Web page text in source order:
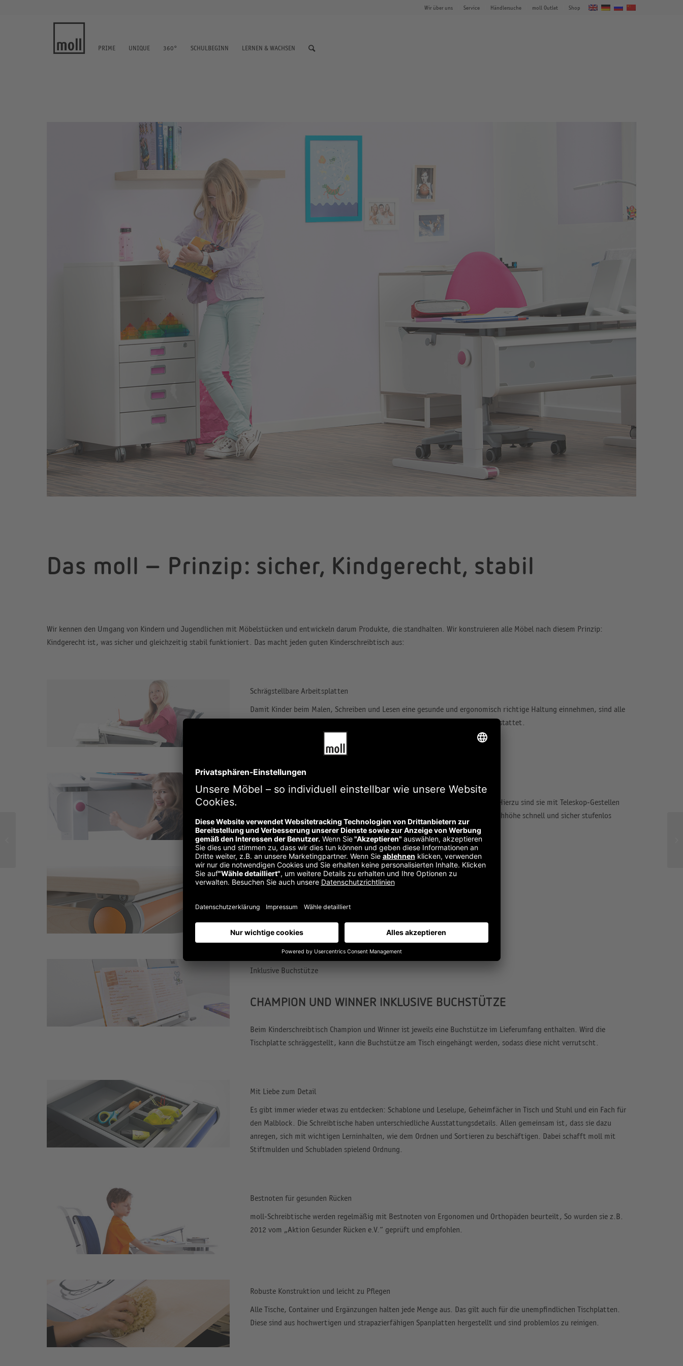
Wir über uns Service Händlersuche moll Outlet Shop
PRIME UNIQUE 360° SCHULBEGINN LERNEN & WACHSEN
Das moll – Prinzip: sicher, Kindgerecht, stabil
Wir kennen den Umgang von Kindern und Jugendlichen mit Möbelstücken und entwickeln darum Produkte, die standhalten. Wir konstruieren alle Möbel nach diesem Prinzip:
Kindgerecht ist, was sicher und gleichzeitig stabil funktioniert. Das macht jeden guten Kinderschreibtisch aus:
Schrägstellbare Arbeitsplatten
Damit Kinder beim Malen, Schreiben und Lesen eine gesunde und ergonomisch richtige Haltung einnehmen, sind alle
moll-Tischplatten mit einer einfachen und sicheren Schrägstellfunktion ausgestattet.
Kinderleichte Höhenverstellung
Alle moll-Tische und Erweiterungen sind mitwachsend und höhenverstellbar. Hierzu sind sie mit Teleskop-Gestellen
ausgestattet. Z.B. Fußgestell Comfort: Jedes Kind kann mit dem Jojo die Tischhöhe schnell und sicher stufenlos
regulieren.
Abgerundete Ecken und Kanten
Inklusive Buchstütze
CHAMPION UND WINNER INKLUSIVE BUCHSTÜTZE
Beim Kinderschreibtisch Champion und Winner ist jeweils eine Buchstütze im Lieferumfang enthalten. Wird die
Tischplatte schräggestellt, kann die Buchstütze am Tisch eingehängt werden, sodass diese nicht verrutscht.
Mit Liebe zum Detail
Es gibt immer wieder etwas zu entdecken: Schablone und Leselupe, Geheimfächer in Tisch und Stuhl und ein Fach für
den Malblock. Die Schreibtische haben unterschiedliche Ausstattungsdetails. Allen gemeinsam ist, dass sie dazu
anregen, sich mit wichtigen Lerninhalten, wie dem Ordnen und Sortieren zu beschäftigen. Dabei schafft moll mit
Stiftmulden und Schubladen spielend Ordnung.
Bestnoten für gesunden Rücken
moll-Schreibtische werden regelmäßig mit Bestnoten von Ergonomen und Orthopäden beurteilt, So wurden sie z.B.
2012 vom „Aktion Gesunder Rücken e.V.“ geprüft und empfohlen.
Robuste Konstruktion und leicht zu Pflegen
Alle Tische, Container und Ergänzungen halten jede Menge aus. Das gilt auch für die unempfindlichen Tischplatten.
Diese sind aus hochwertigen und strapazierfähigen Spanplatten hergestellt und sind problemlos zu reinigen.